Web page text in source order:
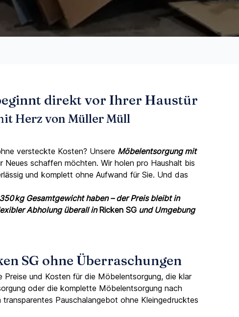
direkt vor Ihrer Haustür
Herz von Müller Müll
versteckte Kosten? Unsere Möbelentsorgung mit
schaffen möchten. Wir holen pro Haushalt bis
und komplett ohne Aufwand für Sie. Und das
kg Gesamtgewicht haben – der Preis bleibt in
Abholung überall inRicken SG und Umgebung
SG ohne Überraschungen
Preise und Kosten für die Möbelentsorgung, die klar
oder die komplette Möbelentsorgung nach
transparentes Pauschalangebot ohne Kleingedrucktes